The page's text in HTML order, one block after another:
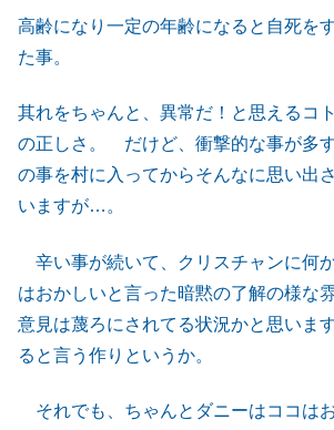
高齢になり一定の年齢になると自死を
た事。
其れをちゃんと、異常だ！と思えるコ
の正しさ。 だけど、衝撃的な事が多
の事を村に入ってからそんなに思い出
いますが…。
辛い事が続いて、クリスチャンに何
はおかしいと言った暗黙の了解の様な
意見は蔑ろにされてる状況かと思いま
ると言う作りというか。
それでも、ちゃんとダニーはココは